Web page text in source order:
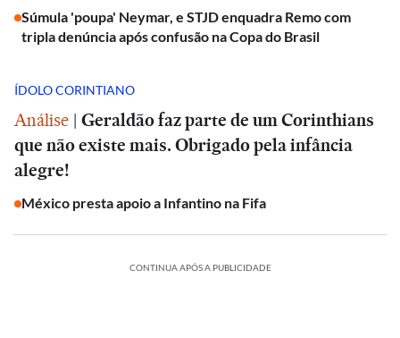
Súmula 'poupa' Neymar, e STJD enquadra Remo com
tripla denúncia após confusão na Copa do Brasil
ÍDOLO CORINTIANO
Análise | Geraldão faz parte de um Corinthians
que não existe mais. Obrigado pela infância
alegre!
México presta apoio a Infantino na Fifa
CONTINUA APÓS A PUBLICIDADE